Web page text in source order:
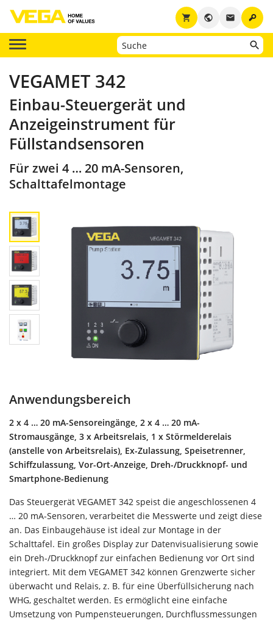
key
email
public
shopping_cart
VEGAMET 342
Einbau-Steuergerät und
Anzeigeinstrument für
Füllstandsensoren
Für zwei 4 … 20 mA-Sensoren,
Schalttafelmontage
Anwendungsbereich
2 x 4 … 20 mA-Sensoreingänge, 2 x 4 … 20 mA-
Stromausgänge, 3 x Arbeitsrelais, 1 x Störmelderelais
(anstelle von Arbeitsrelais), Ex-Zulassung, Speisetrenner,
Schiffzulassung, Vor-Ort-Anzeige, Dreh-/Druckknopf- und
Smartphone-Bedienung
Das Steuergerät VEGAMET 342 speist die angeschlossenen 4
… 20 mA-Sensoren, verarbeitet die Messwerte und zeigt diese
an. Das Einbaugehäuse ist ideal zur Montage in der
Schalttafel. Ein großes Display zur Datenvisualisierung sowie
ein Dreh-/Druckknopf zur einfachen Bedienung vor Ort sind
integriert. Mit dem VEGAMET 342 können Grenzwerte sicher
überwacht und Relais, z. B. für eine Überfüllsicherung nach
WHG, geschaltet werden. Es ermöglicht eine einfache
Umsetzung von Pumpensteuerungen, Durchflussmessungen